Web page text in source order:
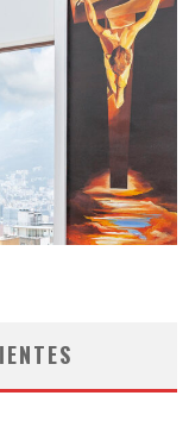
ADRIANA HOYOS DESIGN STUDIO – Especial Interiorismo & Decoración 2026